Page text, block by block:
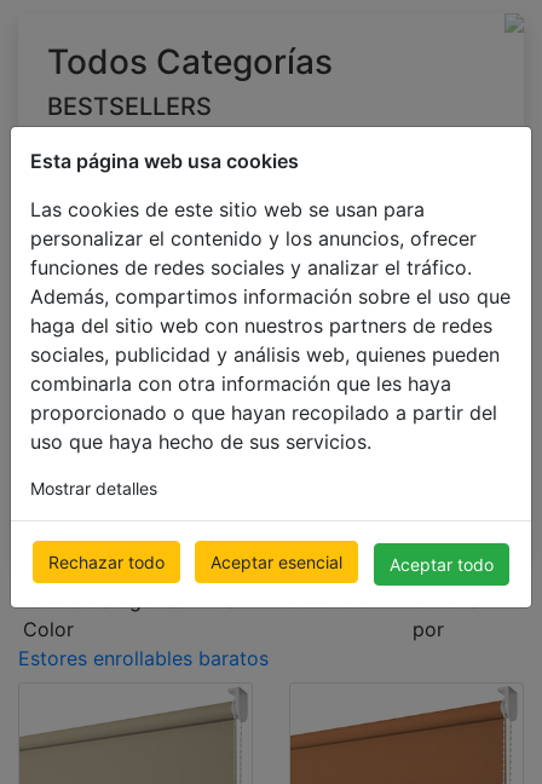
Esta página web usa cookies
Las cookies de este sitio web se usan para
personalizar el contenido y los anuncios, ofrecer
funciones de redes sociales y analizar el tráfico.
Además, compartimos información sobre el uso que
haga del sitio web con nuestros partners de redes
sociales, publicidad y análisis web, quienes pueden
combinarla con otra información que les haya
proporcionado o que hayan recopilado a partir del
uso que haya hecho de sus servicios.
Mostrar detalles
Rechazar todo Aceptar esencial Aceptar todo
Todos Categorías
BESTSELLERS
PERSIANAS VENECIANAS
CORTINAS OPACAS
ESTORES ENROLLABLES
Estores Enrollables de Tejido
Estores Enrollables Opacos
Estores Noche y Día
Estores enrollables a medida
Estores enrollables baratos
CORTINAS PLISADAS
Color
por
Estores enrollables baratos